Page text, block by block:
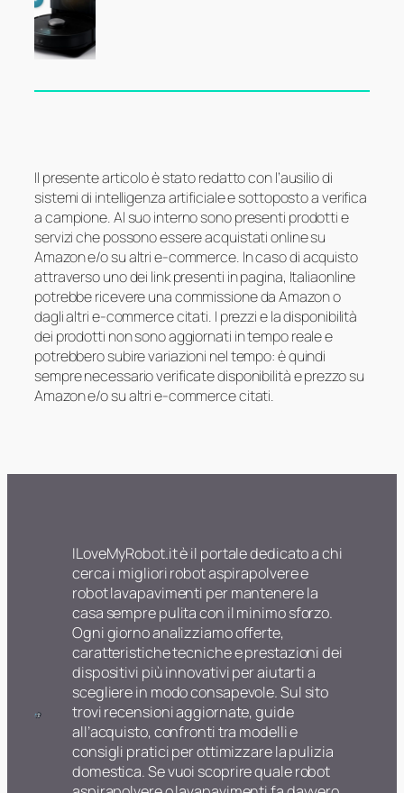
Il presente articolo è stato redatto con l’ausilio di
sistemi di intelligenza artificiale e sottoposto a verifica
a campione. Al suo interno sono presenti prodotti e
servizi che possono essere acquistati online su
Amazon e/o su altri e-commerce. In caso di acquisto
attraverso uno dei link presenti in pagina, Italiaonline
potrebbe ricevere una commissione da Amazon o
dagli altri e-commerce citati. I prezzi e la disponibilità
dei prodotti non sono aggiornati in tempo reale e
potrebbero subire variazioni nel tempo: è quindi
sempre necessario verificate disponibilità e prezzo su
Amazon e/o su altri e-commerce citati.
ILoveMyRobot.it è il portale dedicato a chi
cerca i migliori robot aspirapolvere e
robot lavapavimenti per mantenere la
casa sempre pulita con il minimo sforzo.
Ogni giorno analizziamo offerte,
caratteristiche tecniche e prestazioni dei
dispositivi più innovativi per aiutarti a
scegliere in modo consapevole. Sul sito
trovi recensioni aggiornate, guide
all’acquisto, confronti tra modelli e
consigli pratici per ottimizzare la pulizia
domestica. Se vuoi scoprire quale robot